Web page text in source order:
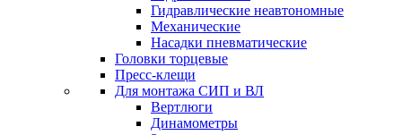
Гидравлические неавтономные
Механические
Насадки пневматические
Головки торцевые
Пресс-клещи
Для монтажа СИП и ВЛ
Вертлюги
Динамометры